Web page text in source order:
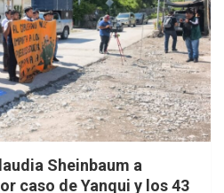
Sheinbaum a
caso de Yanqui y los 43